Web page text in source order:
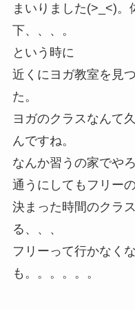
まいりました(>_<)
下、、、。
という時に
近くにヨガ教室を見
た。
ヨガのクラスなんて
んですね。
なんか習うの家でや
通うにしてもフリー
決まった時間のクラ
る、、、
フリーって行かなく
も。。。。。。